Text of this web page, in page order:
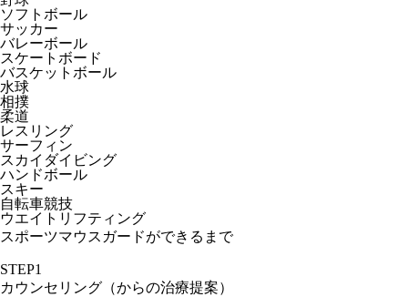
ソフトボール
サッカー
バレーボール
スケートボード
バスケットボール
水球
相撲
柔道
レスリング
サーフィン
スカイダイビング
ハンドボール
スキー
自転車競技
ウエイトリフティング
スポーツマウスガードができるまで
STEP1
カウンセリング（からの治療提案）